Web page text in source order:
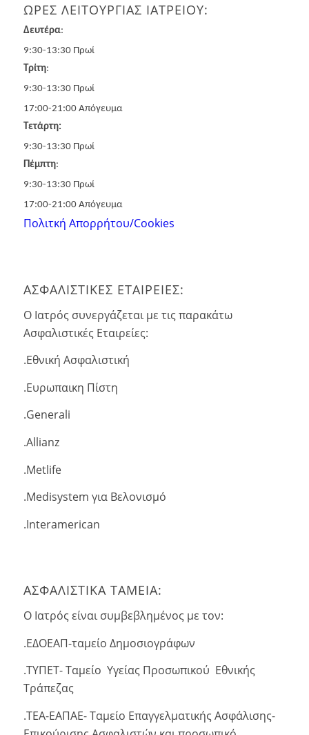
ΩΡΕΣ ΛΕΙΤΟΥΡΓΙΑΣ ΙΑΤΡΕΙΟΥ:
Δευτέρα:
9:30-13:30 Πρωί
Τρίτη:
9:30-13:30 Πρωί
17:00-21:00 Απόγευμα
Τετάρτη:
9:30-13:30 Πρωί
Πέμπτη:
9:30-13:30 Πρωί
17:00-21:00 Απόγευμα
Πολιτκή Απορρήτου/Cookies
ΑΣΦΑΛΙΣΤΙΚΕΣ ΕΤΑΙΡΕΙΕΣ:
Ο Ιατρός συνεργάζεται με τις παρακάτω
Ασφαλιστικές Εταιρείες:
.Εθνική Ασφαλιστική
.Ευρωπαικη Πίστη
.Generali
.Allianz
.Μetlife
.Μedisystem για Βελονισμό
.Interamerican
ΑΣΦΑΛΙΣΤΙΚΑ ΤΑΜΕΙΑ:
Ο Ιατρός είναι συμβεβλημένος με τον:
.ΕΔΟΕΑΠ-ταμείο Δημοσιογράφων
.ΤΥΠΕΤ- Ταμείο Υγείας Προσωπικού Εθνικής
Τράπεζας
.ΤΕΑ-ΕΑΠΑΕ- Ταμείο Επαγγελματικής Ασφάλισης-